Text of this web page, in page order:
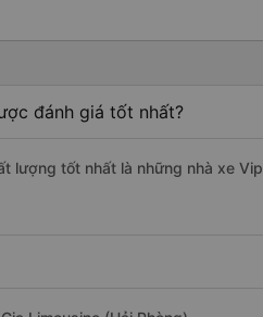
đánh giá tốt nhất?
lượng tốt nhất là những nhà xe Vip